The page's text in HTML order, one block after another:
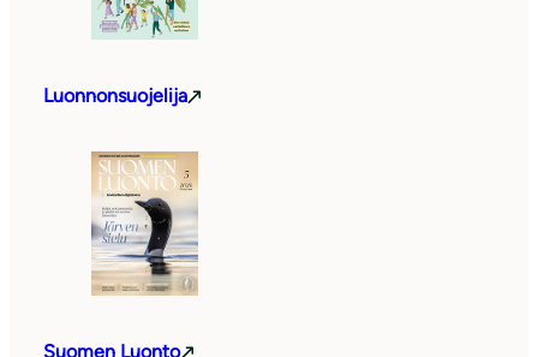
Luonnonsuojelija
Suomen Luonto